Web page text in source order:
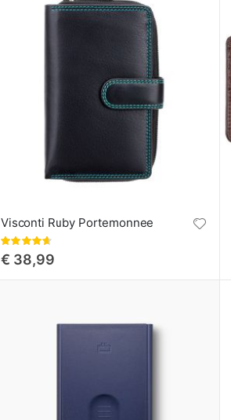
Visconti Ruby Portemonnee
Waardering:
€ 38,99